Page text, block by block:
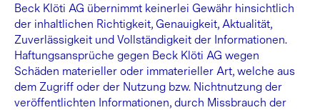
Beck Klöti AG übernimmt keinerlei Gewähr hinsichtlich
der inhaltlichen Richtigkeit, Genauigkeit, Aktualität,
Zuverlässigkeit und Vollständigkeit der Informationen.
Haftungsansprüche gegen Beck Klöti AG wegen
Schäden materieller oder immaterieller Art, welche aus
dem Zugriff oder der Nutzung bzw. Nichtnutzung der
veröffentlichten Informationen, durch Missbrauch der